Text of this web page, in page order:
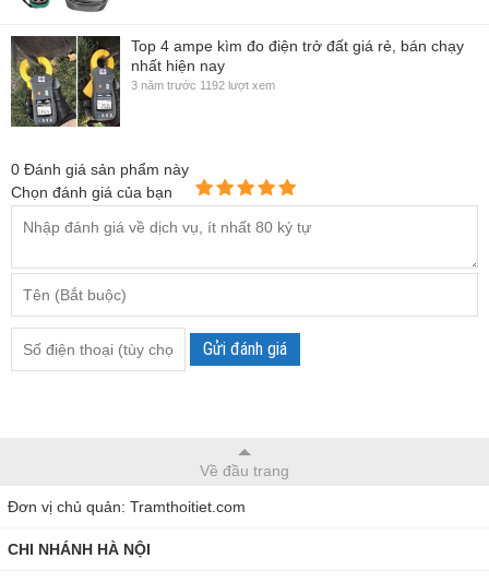
Top 4 ampe kìm đo điện trở đất giá rẻ, bán chạy
nhất hiện nay
3 năm trước 1192 lượt xem
0 Đánh giá sản phẩm này
Chọn đánh giá của bạn
Gửi đánh giá
Về đầu trang
Đơn vị chủ quản: Tramthoitiet.com
CHI NHÁNH HÀ NỘI